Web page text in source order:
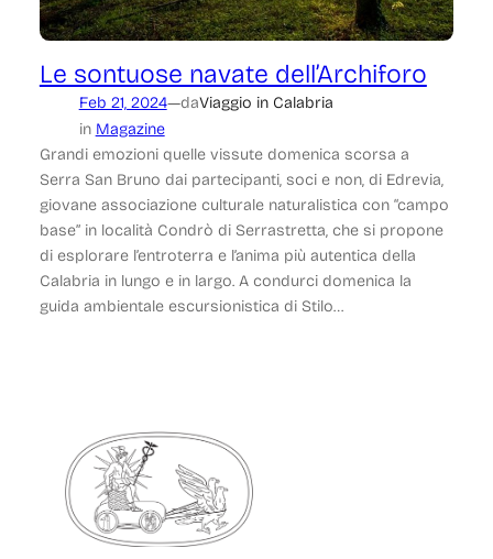
Le sontuose navate dell’Archiforo
Feb 21, 2024—daViaggio in Calabria
in Magazine
Grandi emozioni quelle vissute domenica scorsa a
Serra San Bruno dai partecipanti, soci e non, di Edrevia,
giovane associazione culturale naturalistica con “campo
base” in località Condrò di Serrastretta, che si propone
di esplorare l’entroterra e l’anima più autentica della
Calabria in lungo e in largo. A condurci domenica la
guida ambientale escursionistica di Stilo…